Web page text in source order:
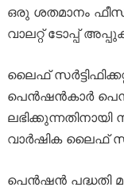
ഒരു ശതമാനം
വാലറ്റ് ടോപ്പ്
ലൈഫ്
പെൻഷൻകാർ
വാർഷിക ലൈഫ്
പെൻഷൻ പദ്ധതി